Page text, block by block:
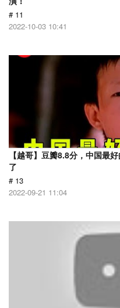
# 11
2022-10-03 10:41
【越哥】豆瓣8.8分，中国最
了
# 13
2022-09-21 11:04